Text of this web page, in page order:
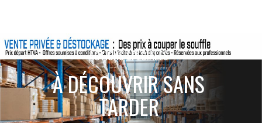
ACTIONS SPÉCIALES
À DÉCOUVRIR SANS
TARDER